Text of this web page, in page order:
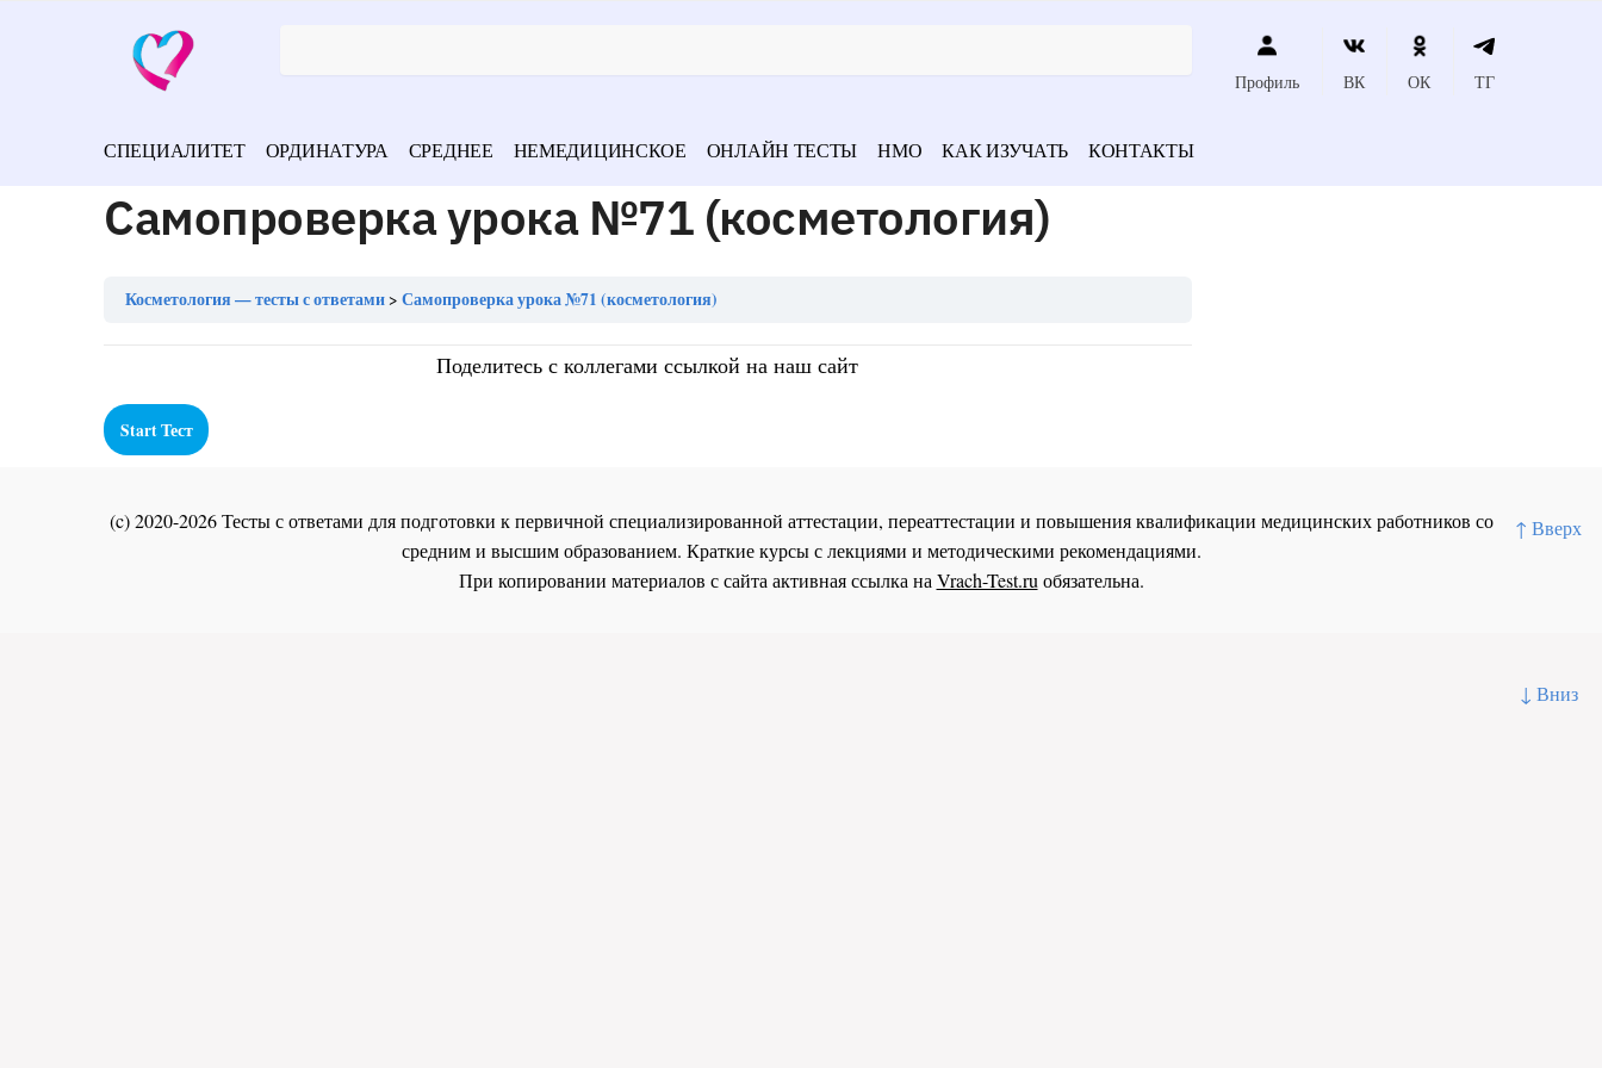
↑ Вверх
↓ Вниз
Профиль ВК ОК ТГ
СПЕЦИАЛИТЕТ ОРДИНАТУРА СРЕДНЕЕ НЕМЕДИЦИНСКОЕ ОНЛАЙН ТЕСТЫ НМО КАК ИЗУЧАТЬ КОНТАКТЫ
Самопроверка урока №71 (косметология)
Косметология — тесты с ответами Самопроверка урока №71 (косметология)
Поделитесь с коллегами ссылкой на наш сайт
(c) 2020-2026 Тесты с ответами для подготовки к первичной специализированной аттестации, переаттестации и повышения квалификации медицинских работников со
средним и высшим образованием. Краткие курсы с лекциями и методическими рекомендациями.
При копировании материалов с сайта активная ссылка на Vrach-Test.ru обязательна.